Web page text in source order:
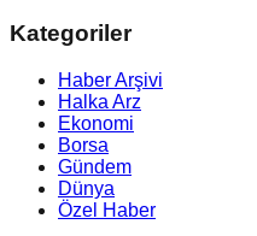
Kategoriler
Haber Arşivi
Halka Arz
Ekonomi
Borsa
Gündem
Dünya
Özel Haber